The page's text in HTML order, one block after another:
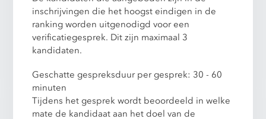
inschrijvingen die het hoogst eindigen in de
ranking worden uitgenodigd voor een
verificatiegesprek. Dit zijn maximaal 3
kandidaten.
Geschatte gespreksduur per gesprek: 30 - 60
minuten
Tijdens het gesprek wordt beoordeeld in welke
mate de kandidaat aan het doel van de